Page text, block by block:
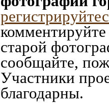
старой
сообщайте,
Участники
благодарны.